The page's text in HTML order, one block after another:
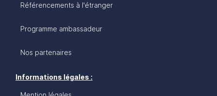
Référencements à l'étranger
Programme ambassadeur
Nos partenaires
Informations légales :